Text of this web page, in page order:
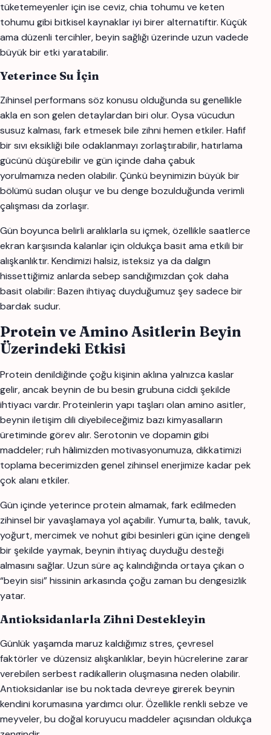
tüketemeyenler için ise ceviz, chia tohumu ve keten
tohumu gibi bitkisel kaynaklar iyi birer alternatiftir. Küçük
ama düzenli tercihler, beyin sağlığı üzerinde uzun vadede
büyük bir etki yaratabilir.
Yeterince Su İçin
Zihinsel performans söz konusu olduğunda su genellikle
akla en son gelen detaylardan biri olur. Oysa vücudun
susuz kalması, fark etmesek bile zihni hemen etkiler. Hafif
bir sıvı eksikliği bile odaklanmayı zorlaştırabilir, hatırlama
gücünü düşürebilir ve gün içinde daha çabuk
yorulmamıza neden olabilir. Çünkü beynimizin büyük bir
bölümü sudan oluşur ve bu denge bozulduğunda verimli
çalışması da zorlaşır.
Gün boyunca belirli aralıklarla su içmek, özellikle saatlerce
ekran karşısında kalanlar için oldukça basit ama etkili bir
alışkanlıktır. Kendimizi halsiz, isteksiz ya da dalgın
hissettiğimiz anlarda sebep sandığımızdan çok daha
basit olabilir: Bazen ihtiyaç duyduğumuz şey sadece bir
bardak sudur.
Protein ve Amino Asitlerin Beyin
Üzerindeki Etkisi
Protein denildiğinde çoğu kişinin aklına yalnızca kaslar
gelir, ancak beynin de bu besin grubuna ciddi şekilde
ihtiyacı vardır. Proteinlerin yapı taşları olan amino asitler,
beynin iletişim dili diyebileceğimiz bazı kimyasalların
üretiminde görev alır. Serotonin ve dopamin gibi
maddeler; ruh hâlimizden motivasyonumuza, dikkatimizi
toplama becerimizden genel zihinsel enerjimize kadar pek
çok alanı etkiler.
Gün içinde yeterince protein almamak, fark edilmeden
zihinsel bir yavaşlamaya yol açabilir. Yumurta, balık, tavuk,
yoğurt, mercimek ve nohut gibi besinleri gün içine dengeli
bir şekilde yaymak, beynin ihtiyaç duyduğu desteği
almasını sağlar. Uzun süre aç kalındığında ortaya çıkan o
“beyin sisi” hissinin arkasında çoğu zaman bu dengesizlik
yatar.
Antioksidanlarla Zihni Destekleyin
Günlük yaşamda maruz kaldığımız stres, çevresel
faktörler ve düzensiz alışkanlıklar, beyin hücrelerine zarar
verebilen serbest radikallerin oluşmasına neden olabilir.
Antioksidanlar ise bu noktada devreye girerek beynin
kendini korumasına yardımcı olur. Özellikle renkli sebze ve
meyveler, bu doğal koruyucu maddeler açısından oldukça